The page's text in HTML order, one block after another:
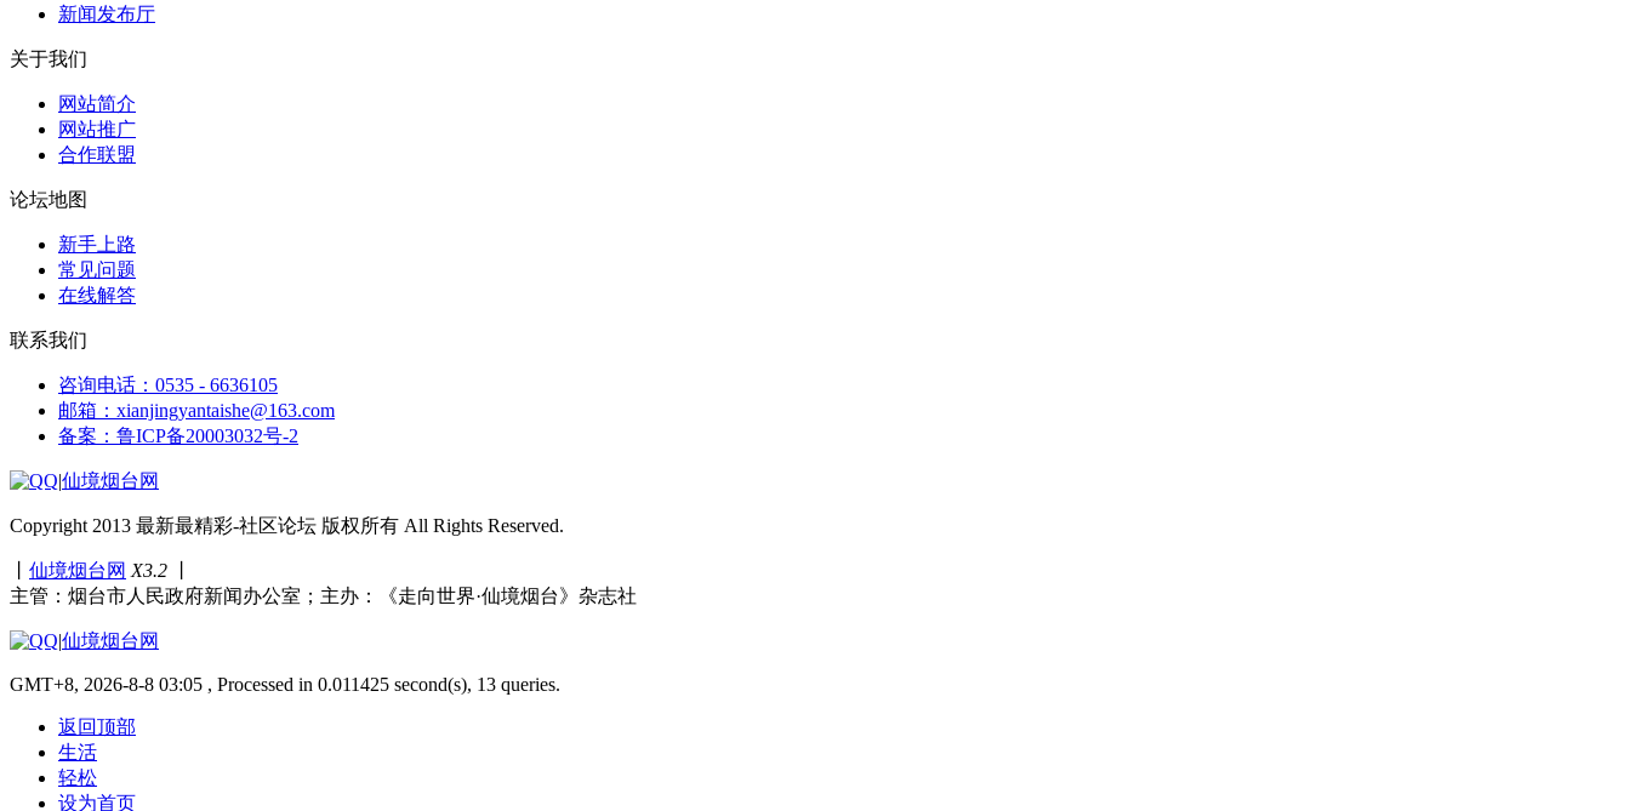
新闻发布厅
关于我们
网站简介
网站推广
合作联盟
论坛地图
新手上路
常见问题
在线解答
联系我们
咨询电话：0535 - 6636105
邮箱：xianjingyantaishe@163.com
备案：鲁ICP备20003032号-2
|仙境烟台网
Copyright 2013 最新最精彩-社区论坛 版权所有 All Rights Reserved.
仙境烟台网 X3.2
主管：烟台市人民政府新闻办公室；主办：《走向世界·仙境烟台》杂志社
|仙境烟台网
GMT+8, 2026-8-8 03:05 , Processed in 0.011425 second(s), 13 queries.
返回顶部
生活
轻松
设为首页